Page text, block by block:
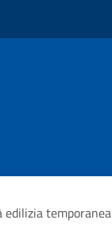
temporanea